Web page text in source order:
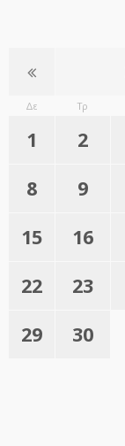
Δε Τρ
1 2
8
9
15
16
22
23
29
30